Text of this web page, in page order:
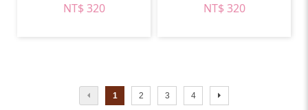
NT$ 320 NT$ 320
1 2 3 4